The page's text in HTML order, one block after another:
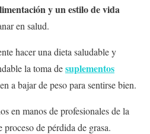
y un estilo de vida
en salud.
hacer una dieta saludable y
la toma desuplementos
a bajar de peso para sentirse bien.
en manos de profesionales de la
proceso de pérdida de grasa.